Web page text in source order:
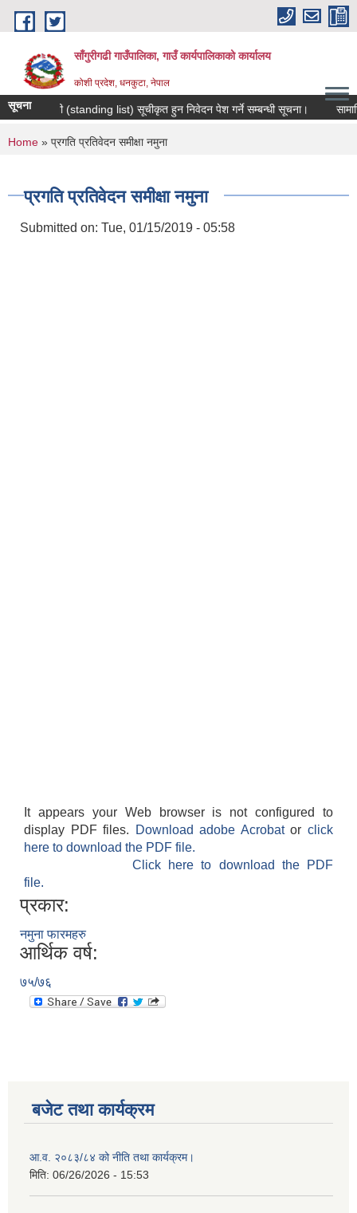
Skip to main content
साँगुरीगढी गाउँपालिका, गाउँ कार्यपालिकाको कार्यालय
कोशी प्रदेश, धनकुटा, नेपाल
सूचनासूची (standing list) सूचीकृत हुन निवेदन पेश गर्ने सम्बन्धी सूचना।
You are here
Home » प्रगति प्रतिवेदन समीक्षा नमुना
प्रगति प्रतिवेदन समीक्षा नमुना
Submitted on: Tue, 01/15/2019 - 05:58
It appears your Web browser is not configured to
display PDF files.
Download adobe Acrobatorclick
here to download the PDF file.
Click here to download the PDF
file.
प्रकार:
नमुना फारमहरु
आर्थिक वर्ष:
७५/७६
बजेट तथा कार्यक्रम
आ.व. २०८३/८४ को नीति तथा कार्यक्रम।
मिति: 06/26/2026 - 15:53